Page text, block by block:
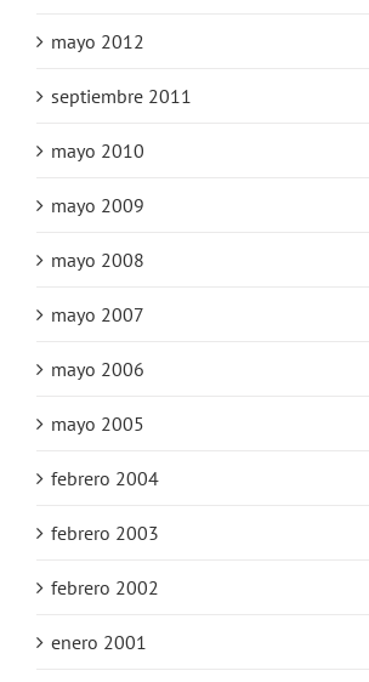
mayo 2012
septiembre 2011
mayo 2010
mayo 2009
mayo 2008
mayo 2007
mayo 2006
mayo 2005
febrero 2004
febrero 2003
febrero 2002
enero 2001